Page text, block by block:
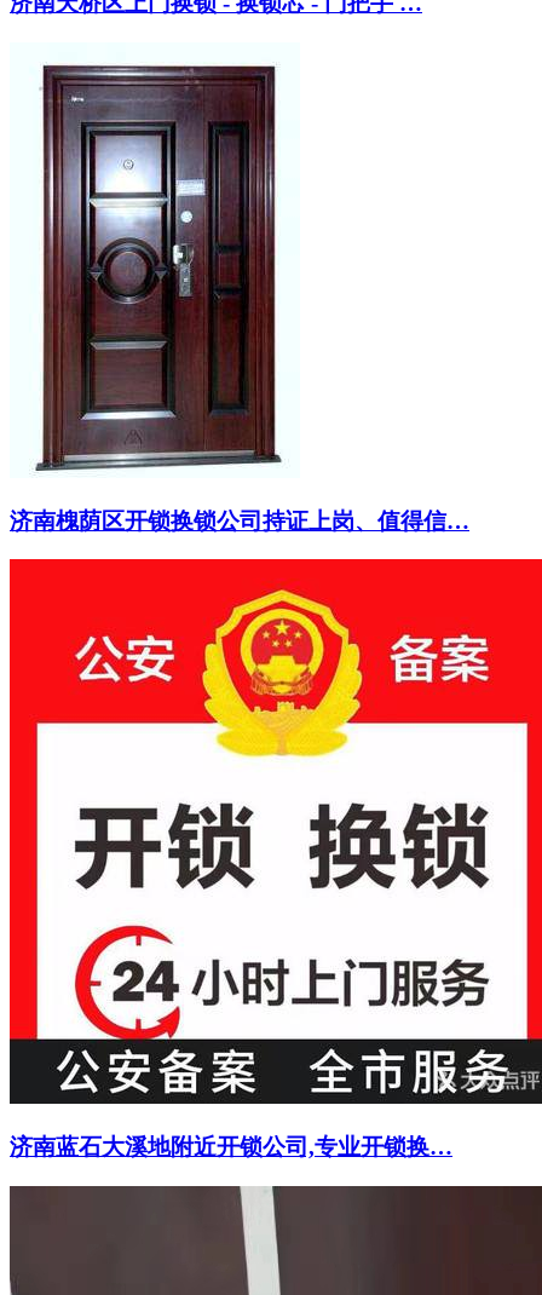
济南槐荫区开锁换锁公司持证上岗、值得信…
济南蓝石大溪地附近开锁公司,专业开锁换…